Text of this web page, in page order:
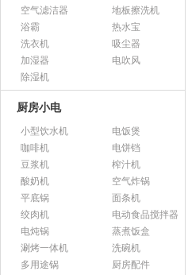
空气滤洁器
地板擦洗机
浴霸
热水宝
洗衣机
吸尘器
加湿器
电吹风
除湿机
厨房小电
小型饮水机
电饭煲
咖啡机
电饼铛
豆浆机
榨汁机
酸奶机
空气炸锅
平底锅
面条机
绞肉机
电动食品搅拌器
电炖锅
蒸煮饭盒
涮烤一体机
洗碗机
多用途锅
厨房配件